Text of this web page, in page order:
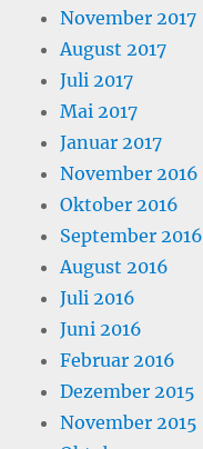
November 2017
August 2017
Juli 2017
Mai 2017
Januar 2017
November 2016
Oktober 2016
September 2016
August 2016
Juli 2016
Juni 2016
Februar 2016
Dezember 2015
November 2015